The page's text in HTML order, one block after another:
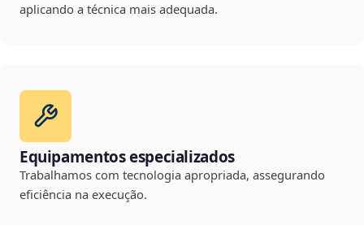
aplicando a técnica mais adequada.
Equipamentos especializados
Trabalhamos com tecnologia apropriada, assegurando
eficiência na execução.